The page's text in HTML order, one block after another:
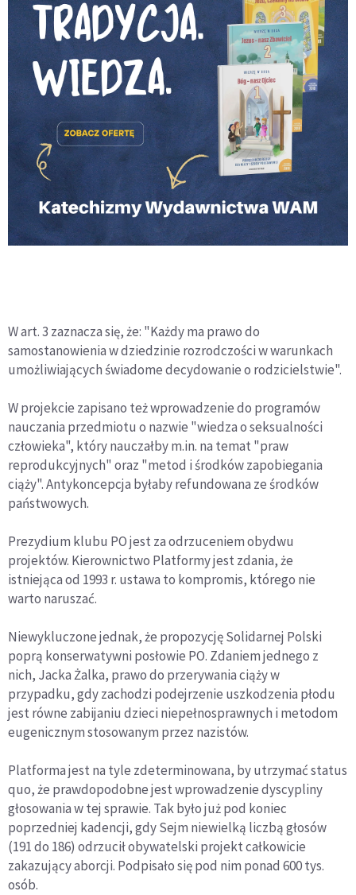
W art. 3 zaznacza się, że: "Każdy ma prawo do
samostanowienia w dziedzinie rozrodczości w warunkach
umożliwiających świadome decydowanie o rodzicielstwie".
W projekcie zapisano też wprowadzenie do programów
nauczania przedmiotu o nazwie "wiedza o seksualności
człowieka", który nauczałby m.in. na temat "praw
reprodukcyjnych" oraz "metod i środków zapobiegania
ciąży". Antykoncepcja byłaby refundowana ze środków
państwowych.
Prezydium klubu PO jest za odrzuceniem obydwu
projektów. Kierownictwo Platformy jest zdania, że
istniejąca od 1993 r. ustawa to kompromis, którego nie
warto naruszać.
Niewykluczone jednak, że propozycję Solidarnej Polski
poprą konserwatywni posłowie PO. Zdaniem jednego z
nich, Jacka Żalka, prawo do przerywania ciąży w
przypadku, gdy zachodzi podejrzenie uszkodzenia płodu
jest równe zabijaniu dzieci niepełnosprawnych i metodom
eugenicznym stosowanym przez nazistów.
Platforma jest na tyle zdeterminowana, by utrzymać status
quo, że prawdopodobne jest wprowadzenie dyscypliny
głosowania w tej sprawie. Tak było już pod koniec
poprzedniej kadencji, gdy Sejm niewielką liczbą głosów
(191 do 186) odrzucił obywatelski projekt całkowicie
zakazujący aborcji. Podpisało się pod nim ponad 600 tys.
osób.